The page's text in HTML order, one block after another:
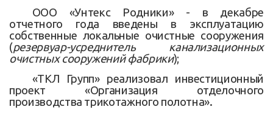
ООО «Унтекс Родники» - в декабре
отчетного года введены в эксплуатацию
собственные локальные очистные сооружения
(резервуар-усреднитель канализационных
очистных сооружений фабрики);
«ТКЛ Групп» реализовал инвестиционный
проект «Организация отделочного
производства трикотажного полотна».